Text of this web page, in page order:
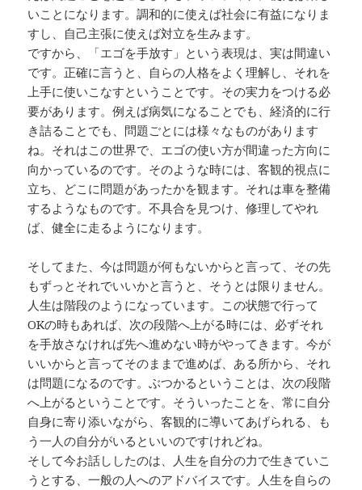
いことになります。調和的に使えば社会に有益になりま
すし、自己主張に使えば対立を生みます。
ですから、「エゴを手放す」という表現は、実は間違い
です。正確に言うと、自らの人格をよく理解し、それを
上手に使いこなすということです。その実力をつける必
要があります。例えば病気になることでも、経済的に行
き詰ることでも、問題ごとには様々なものがあります
ね。それはこの世界で、エゴの使い方が間違った方向に
向かっているのです。そのような時には、客観的視点に
立ち、どこに問題があったかを観ます。それは車を整備
するようなものです。不具合を見つけ、修理してやれ
ば、健全に走るようになります。
そしてまた、今は問題が何もないからと言って、その先
もずっとそれでいいかと言うと、そうとは限りません。
人生は階段のようになっています。この状態で行って
OKの時もあれば、次の段階へ上がる時には、必ずそれ
を手放さなければ先へ進めない時がやってきます。今が
いいからと言ってそのままで進めば、ある所から、それ
は問題になるのです。ぶつかるということは、次の段階
へ上がるということです。そういったことを、常に自分
自身に寄り添いながら、客観的に導いてあげられる、も
う一人の自分がいるといいのですけれどね。
そして今お話ししたのは、人生を自分の力で生きていこ
うとする、一般の人へのアドバイスです。人生を自らの